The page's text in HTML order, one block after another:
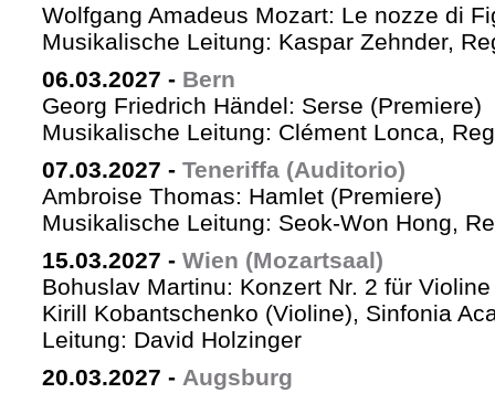
Wolfgang Amadeus Mozart: Le nozze di
Musikalische Leitung: Kaspar Zehnder,
06.03.2027 - Bern
Georg Friedrich Händel: Serse (Premiere)
Musikalische Leitung: Clément Lonca,
07.03.2027 - Teneriffa (Auditorio)
Ambroise Thomas: Hamlet (Premiere)
Musikalische Leitung: Seok-Won Hong,
15.03.2027 - Wien (Mozartsaal)
Bohuslav Martinu: Konzert Nr. 2 für
Kirill Kobantschenko (Violine), Sinfonia
Leitung: David Holzinger
20.03.2027 - Augsburg